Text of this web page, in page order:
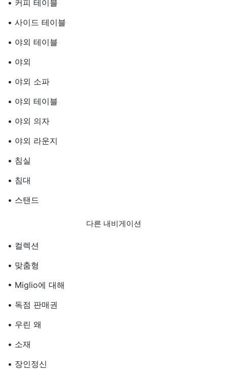
• 커피 테이블
• 사이드 테이블
• 야외 테이블
• 야외
• 야외 소파
• 야외 테이블
• 야외 의자
• 야외 라운지
• 침실
• 침대
• 스탠드
다른 내비게이션
• 컬렉션
• 맞춤형
• Miglio에 대해
• 독점 판매권
• 우린 왜
• 소재
• 장인정신